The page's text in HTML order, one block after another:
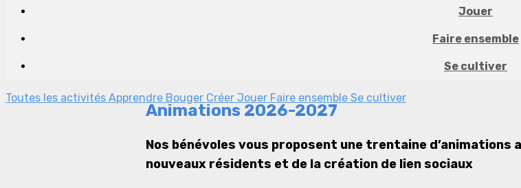
Jouer
Faire ensemble
Se cultiver
Toutes les activités Apprendre Bouger Créer Jouer Faire ensemble Se cultiver
Animations 2026-2027
Nos bénévoles vous proposent une trentaine d’animations
nouveaux résidents et de la création de lien sociaux